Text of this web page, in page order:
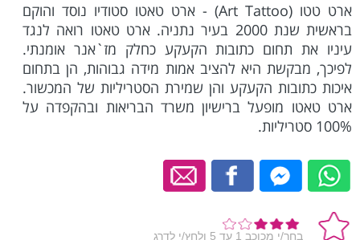
ארט טטו (Art Tattoo) - ארט טאטו סטודיו נוסד והוקם
בראשית שנת 2000 בעיר נתניה. ארט טאטו רואה לנגד
עיניו את תחום כתובות הקעקע כחלק מז`אנר אומנתי.
לפיכך, מבקשת היא להציב אמות מידה גבוהות, הן בתחום
איכות כתובות הקעקע והן שמירת הסטריליות של המכשור.
ארט טאטו מופעל ברישיון משרד הבריאות ובהקפדה על
100% סטריליות.